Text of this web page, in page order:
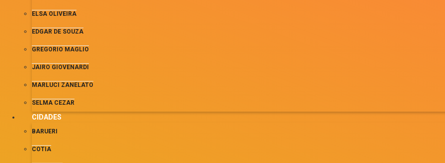
ELSA OLIVEIRA
EDGAR DE SOUZA
GREGORIO MAGLIO
JAIRO GIOVENARDI
MARLUCI ZANELATO
SELMA CEZAR
CIDADES
BARUERI
COTIA